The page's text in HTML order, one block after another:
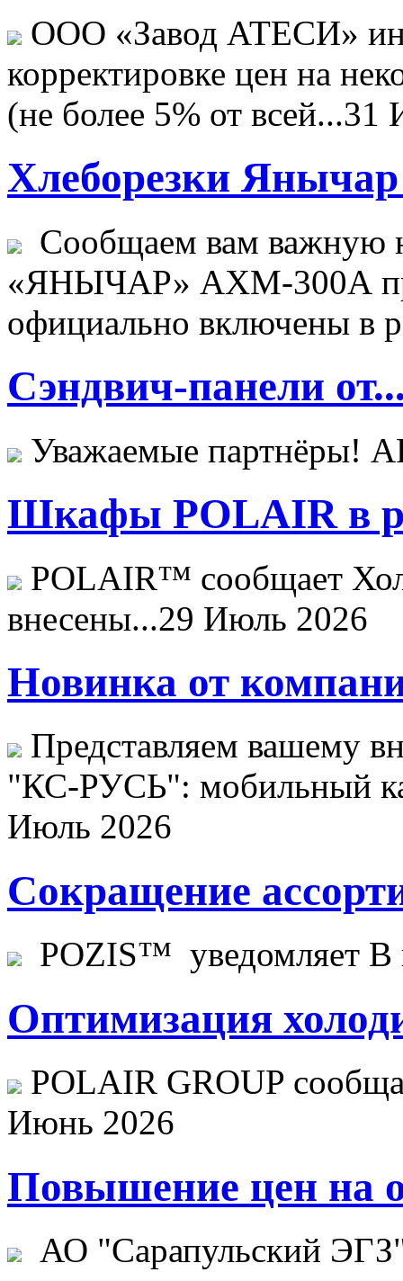
ООО «Завод АТЕСИ»
корректировке цен на
(не более 5% от всей...31
Хлеборезки Янычар
Сообщаем вам важную
«ЯНЫЧАР» АХМ-300А
официально включены в
Сэндвич-панели
Уважаемые
Шкафы POLAIR в
POLAIR™ сообщает
внесены...29 Июль 2026
Новинка от
Представляем вашему
"КС-РУСЬ": мобильный
Июль 2026
Сокращение
POZIS™ уведомляет В
Оптимизация
POLAIR GROUP
Июнь 2026
Повышение цен на
АО "Сарапульский